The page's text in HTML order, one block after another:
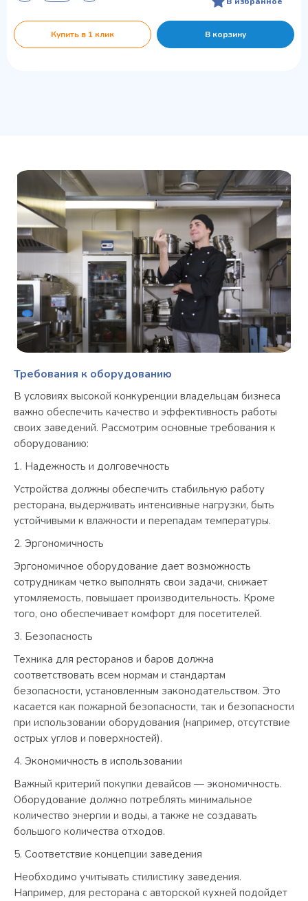
Купить в 1 клик В корзину
Требования к оборудованию
В условиях высокой конкуренции владельцам бизнеса
важно обеспечить качество и эффективность работы
своих заведений. Рассмотрим основные требования к
оборудованию:
Надежность и долговечность
Устройства должны обеспечить стабильную работу
ресторана, выдерживать интенсивные нагрузки, быть
устойчивыми к влажности и перепадам температуры.
Эргономичность
Эргономичное оборудование дает возможность
сотрудникам четко выполнять свои задачи, снижает
утомляемость, повышает производительность. Кроме
того, оно обеспечивает комфорт для посетителей.
Безопасность
Техника для ресторанов и баров должна
соответствовать всем нормам и стандартам
безопасности, установленным законодательством. Это
касается как пожарной безопасности, так и безопасности
при использовании оборудования (например, отсутствие
острых углов и поверхностей).
Экономичность в использовании
Важный критерий покупки девайсов — экономичность.
Оборудование должно потреблять минимальное
количество энергии и воды, а также не создавать
большого количества отходов.
Соответствие концепции заведения
Необходимо учитывать стилистику заведения.
Например, для ресторана с авторской кухней подойдет